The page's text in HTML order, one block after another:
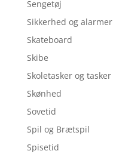
Sengetøj
Sikkerhed og alarmer
Skateboard
Skibe
Skoletasker og tasker
Skønhed
Sovetid
Spil og Brætspil
Spisetid